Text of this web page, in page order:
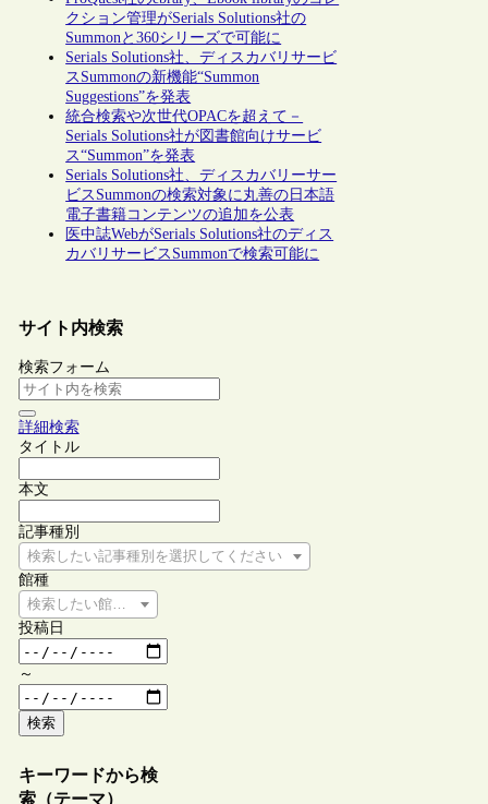
クション管理がSerials Solutions社の
Summonと360シリーズで可能に
Serials Solutions社、ディスカバリサービ
スSummonの新機能“Summon
Suggestions”を発表
統合検索や次世代OPACを超えて－
Serials Solutions社が図書館向けサービ
ス“Summon”を発表
Serials Solutions社、ディスカバリーサー
ビスSummonの検索対象に丸善の日本語
電子書籍コンテンツの追加を公表
医中誌WebがSerials Solutions社のディス
カバリサービスSummonで検索可能に
サイト内検索
検索フォーム
詳細検索
タイトル
本文
記事種別
検索したい記事種別を選択してください
館種
検索したい館種を選択してください
投稿日
～
検索
キーワードから検
索（テーマ）